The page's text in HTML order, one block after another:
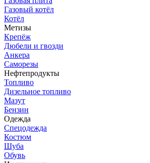
Газовый котёл
Котёл
Метизы
Крепёж
Дюбели и гвозди
Анкера
Саморезы
Нефтепродукты
Топливо
Дизельное топливо
Мазут
Бензин
Одежда
Спецодежда
Костюм
Шуба
Обувь